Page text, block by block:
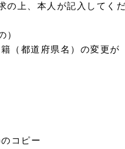
の上、本人が記入してく
）
（都道府県名）の変更が
コピー